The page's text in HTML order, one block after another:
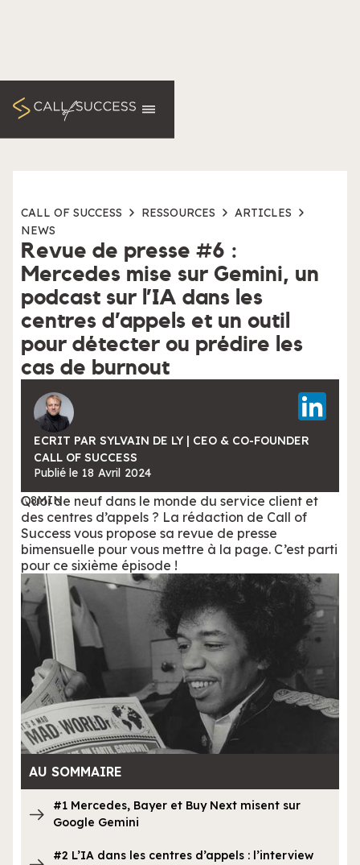
CALL OF SUCCESS RESSOURCES
ARTICLES
NEWS
Revue de presse #6 :
Mercedes mise sur Gemini, un
podcast sur l’IA dans les
centres d’appels et un outil
pour détecter ou prédire les
cas de burnout
ECRIT PAR SYLVAIN DE LY | CEO & CO-FOUNDER
CALL OF SUCCESS
Publié le 18 Avril 2024
8MIN
Quoi de neuf dans le monde du service client et
des centres d’appels ? La rédaction de Call of
Success vous propose sa revue de presse
bimensuelle pour vous mettre à la page. C’est parti
pour ce sixième épisode !
AU SOMMAIRE
#1 Mercedes, Bayer et Buy Next misent sur
Google Gemini
#2 L’IA dans les centres d’appels : l’interview